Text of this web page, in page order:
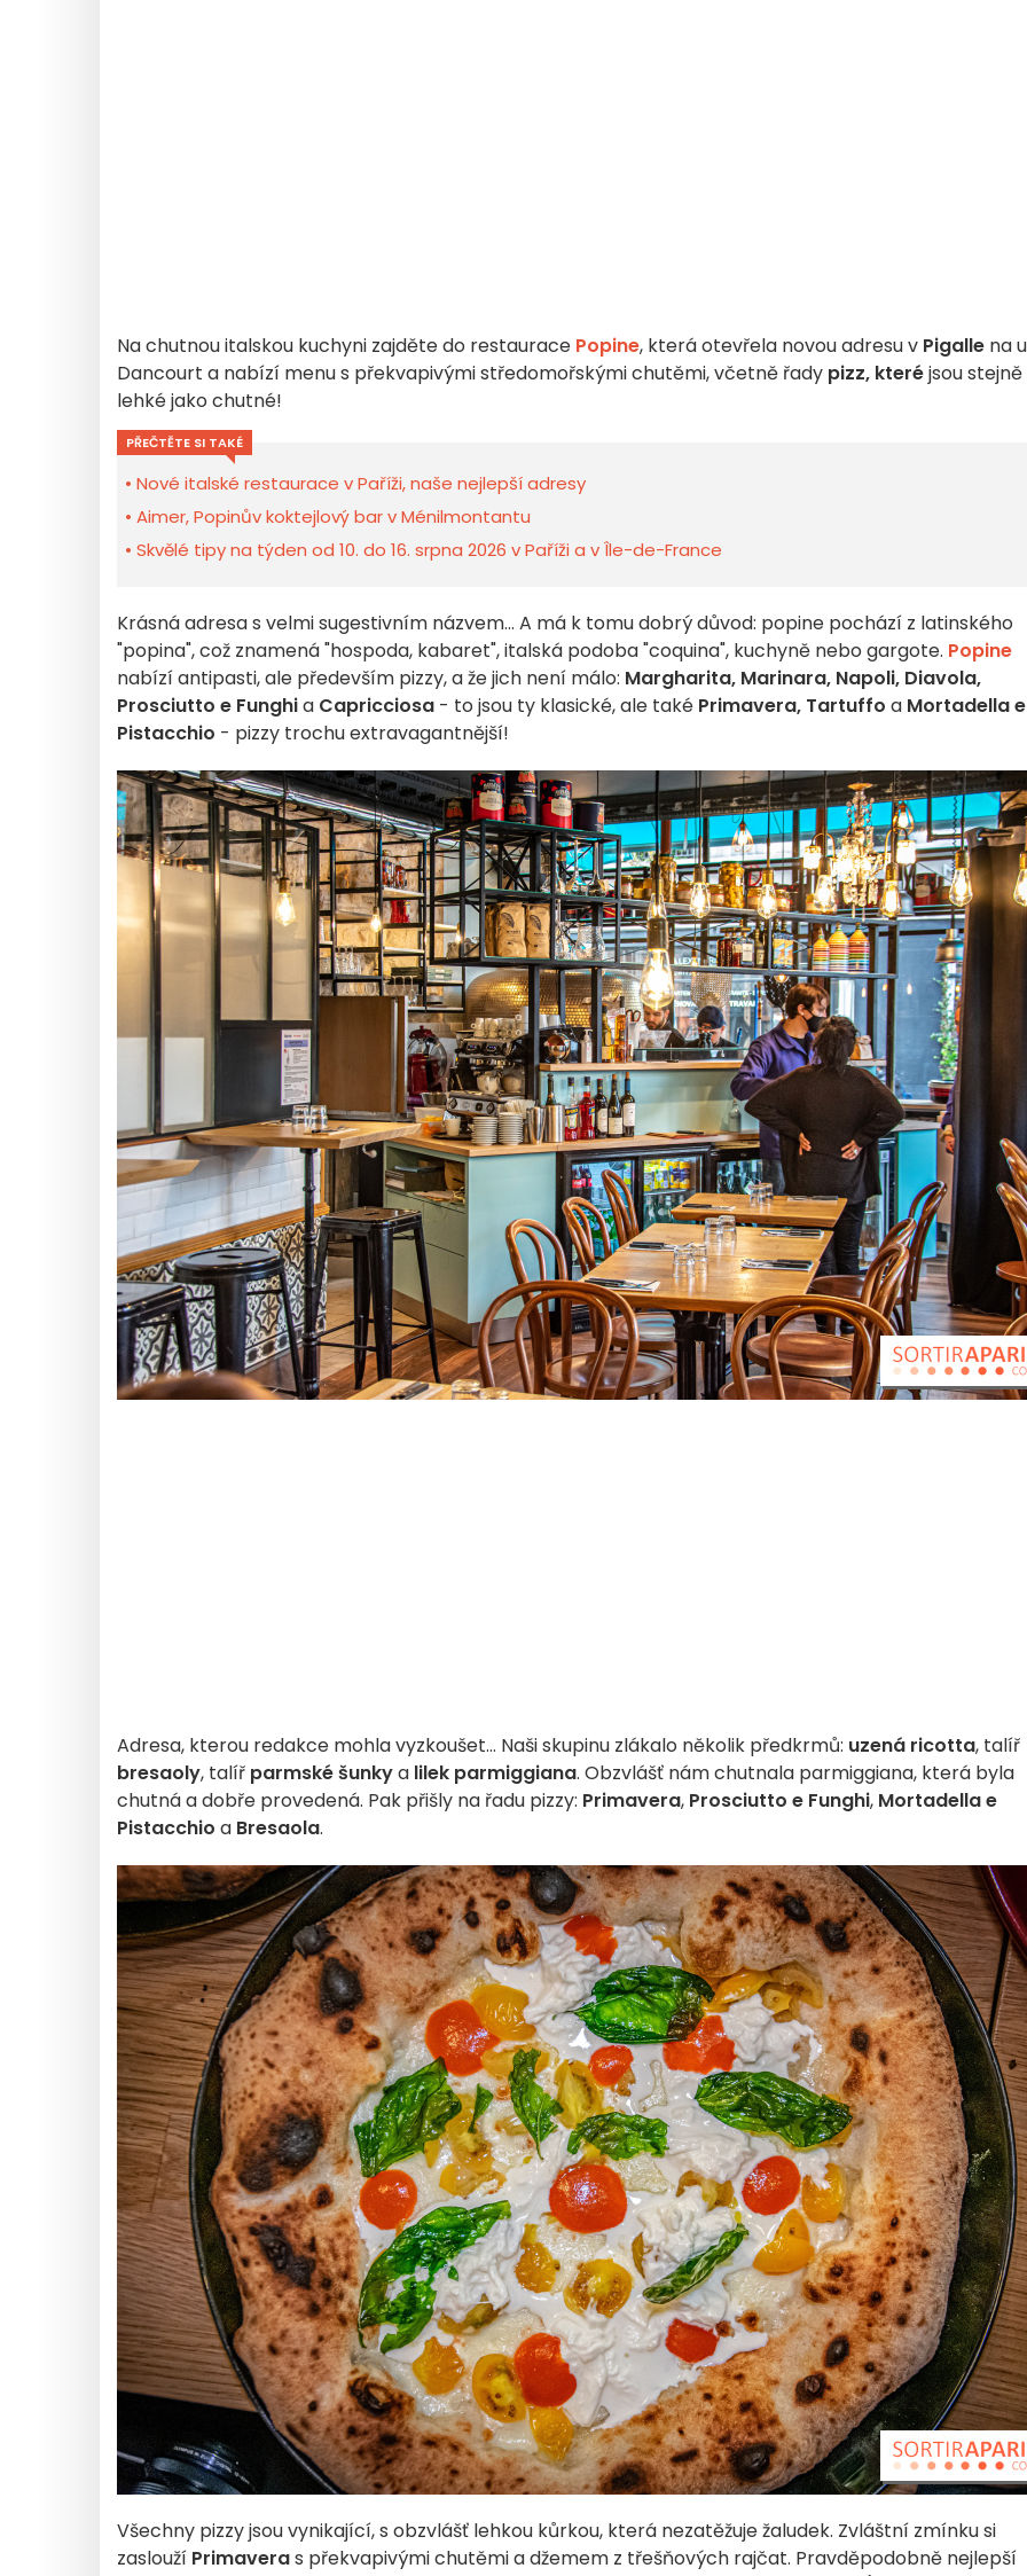
Na chutnou italskou kuchyni zajděte do restaurace Popine, která otevřela novou adresu v Pigalle na
Dancourt a nabízí menu s překvapivými středomořskými chutěmi, včetně řady pizz, kteréjsou stejně
lehké jako chutné!
PŘEČTĚTE SI TAKÉ
Nové italské restaurace v Paříži, naše nejlepší adresy
Aimer, Popinův koktejlový bar v Ménilmontantu
Skvělé tipy na týden od 10. do 16. srpna 2026 v Paříži a v Île-de-France
Krásná adresa s velmi sugestivním názvem... A má k tomu dobrý důvod: popine pochází z latinského
"popina", což znamená "hospoda, kabaret", italská podoba "coquina", kuchyně nebo gargote. Popine
nabízí antipasti, ale především pizzy, a že jich není málo: Margharita, Marinara, Napoli, Diavola,
Prosciutto e Funghia Capricciosa - to jsou ty klasické, ale také Primavera, Tartuffo a Mortadella e
Pistacchio - pizzy trochu extravagantnější!
Adresa, kterou redakce mohla vyzkoušet... Naši skupinu zlákalo několik předkrmů: uzená ricotta, talíř
bresaoly, talíř parmské šunkya lilek parmiggiana. Obzvlášť nám chutnala parmiggiana, která byla
chutná a dobře provedená. Pak přišly na řadu pizzy: Primavera, Prosciutto e Funghi, Mortadella e
Pistacchio a Bresaola.
Všechny pizzy jsou vynikající, s obzvlášť lehkou kůrkou, která nezatěžuje žaludek. Zvláštní zmínku si
zaslouží Primaveras překvapivými chutěmi a džemem z třešňových rajčat. Pravděpodobně nejlepší